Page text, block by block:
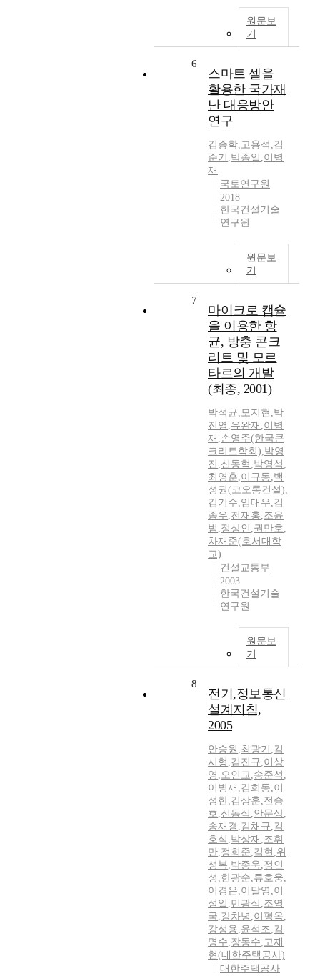
원문보
기
6
스마트 셀을
활용한 국가재
난 대응방안
연구
김종학,고용석 ,김
준기 ,박종일 ,이병
재
국토연구원
2018
한국건설기술
연구원
원문보
기
7
마이크로 캡슐
을 이용한 항
균, 방충 콘크
리트 및 모르
타르의 개발
(최종, 2001)
박석균,모지현 ,박
진영 ,유완재 ,이병
재 ,손영주(한국콘
크리트학회),박영
진 ,신동혁 ,박영석 ,
최영훈,이규동,백
성권(코오롱건설),
김기수,임대우,김
종우,전재홍,조윤
범 ,정상인 ,권만호,
차재준(호서대학
교)
건설교통부
2003
한국건설기술
연구원
원문보
기
8
전기,정보통신
설계지침,
2005
안승원 ,최광기 ,김
시형 ,김진규,이상
영 ,오인교,송준석 ,
이병재 ,김희동,이
성한,김상훈,전승
호,신동식 ,안문상,
송재경 ,김채규,김
호식 ,박상재 ,조휘
만,정희준,김현 ,위
성복,박종욱,정인
성 ,한광순,류호웅,
이경은,이달영 ,이
성일 ,민광식 ,조영
국,강차녕 ,이평옥,
강성용,윤석조,김
명수,장동수,고재
현(대한주택공사)
대한주택공사